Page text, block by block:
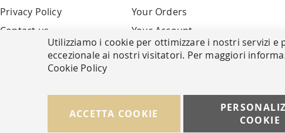
Privacy Policy
Contact us
Your Orders
Your Account
Utilizziamo i cookie per ottimizzare i nostri servizi e
eccezionale ai nostri visitatori. Per maggiori
Cookie Policy
ACCETTA COOKIE
COOKIE